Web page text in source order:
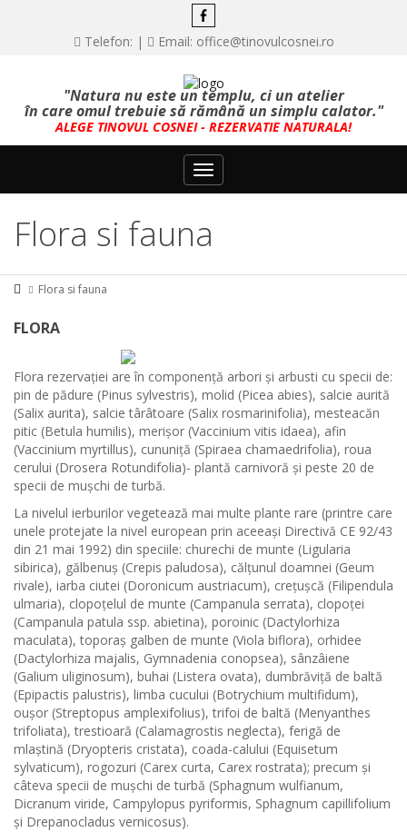
Telefon: | Email: office@tinovulcosnei.ro
"Natura nu este un templu, ci un atelier
în care omul trebuie să rămână un simplu calator."
ALEGE TINOVUL COSNEI - REZERVATIE NATURALA!
Toggle
navigation
Flora si fauna
Flora si fauna
FLORA
Flora rezervației are în componență arbori și arbusti cu specii de:
pin de pădure (Pinus sylvestris), molid (Picea abies), salcie aurită
(Salix aurita), salcie târâtoare (Salix rosmarinifolia), mesteacăn
pitic (Betula humilis), merișor (Vaccinium vitis idaea), afin
(Vaccinium myrtillus), cununiță (Spiraea chamaedrifolia), roua
cerului (Drosera Rotundifolia)- plantă carnivoră și peste 20 de
specii de mușchi de turbă.
La nivelul ierburilor vegetează mai multe plante rare (printre care
unele protejate la nivel european prin aceeași Directivă CE 92/43
din 21 mai 1992) din speciile: churechi de munte (Ligularia
sibirica), gălbenuș (Crepis paludosa), călțunul doamnei (Geum
rivale), iarba ciutei (Doronicum austriacum), crețușcă (Filipendula
ulmaria), clopoțelul de munte (Campanula serrata), clopoței
(Campanula patula ssp. abietina), poroinic (Dactylorhiza
maculata), toporaș galben de munte (Viola biflora), orhidee
(Dactylorhiza majalis, Gymnadenia conopsea), sânzâiene
(Galium uliginosum), buhai (Listera ovata), dumbrăviță de baltă
(Epipactis palustris), limba cucului (Botrychium multifidum),
oușor (Streptopus amplexifolius), trifoi de baltă (Menyanthes
trifoliata), trestioară (Calamagrostis neglecta), ferigă de
mlaștină (Dryopteris cristata), coada-calului (Equisetum
sylvaticum), rogozuri (Carex curta, Carex rostrata); precum și
câteva specii de mușchi de turbă (Sphagnum wulfianum,
Dicranum viride, Campylopus pyriformis, Sphagnum capillifolium
și Drepanocladus vernicosus).